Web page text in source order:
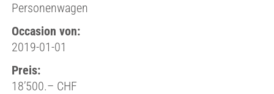
Personenwagen
Occasion von:
2019-01-01
Preis:
18’500.– CHF